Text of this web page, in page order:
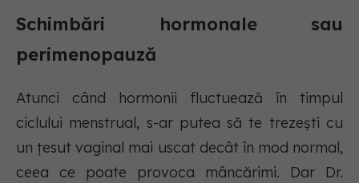
Schimbări hormonale sau
perimenopauză
Atunci când hormonii fluctuează în timpul
ciclului menstrual, s-ar putea să te trezești cu
un țesut vaginal mai uscat decât în mod normal,
ceea ce poate provoca mâncărimi. Dar Dr.